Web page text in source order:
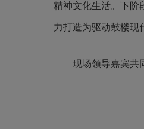
精神文化生活。下阶
力打造为驱动鼓楼现
现场领导嘉宾共